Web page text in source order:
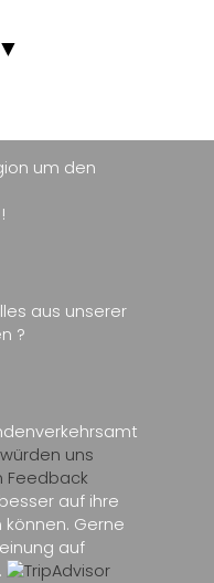
▼
um den
aus unserer
?
uns
Feedback
auf ihre
Gerne
auf